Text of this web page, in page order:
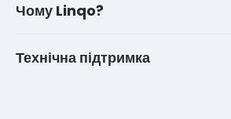
Чому Linqo?
Контакти
Технічна підтримка
FAQ